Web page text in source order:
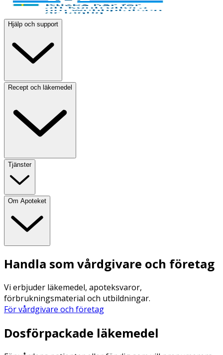
Hjälp och support
Recept och läkemedel
Tjänster
Om Apoteket
Handla som vårdgivare och företag
Vi erbjuder läkemedel, apoteksvaror,
förbrukningsmaterial och utbildningar.
För vårdgivare och företag
Dosförpackade läkemedel